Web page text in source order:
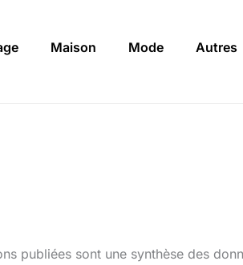
Maison Mode Autres
publiées sont une synthèse des